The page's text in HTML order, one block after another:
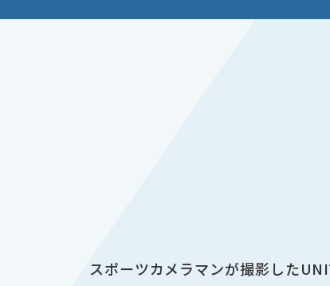
スポーツカメラマンが撮影した